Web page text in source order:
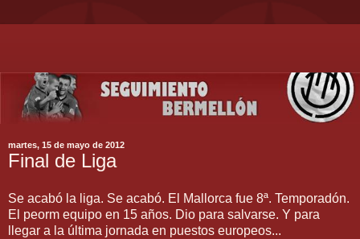
martes, 15 de mayo de 2012
Final de Liga
Se acabó la liga. Se acabó. El Mallorca fue 8ª. Temporadón.
El peorm equipo en 15 años. Dio para salvarse. Y para
llegar a la última jornada en puestos europeos...